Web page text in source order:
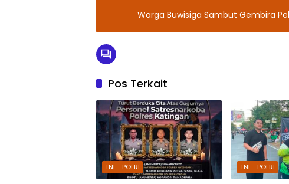
Warga Buwisiga Sambut Gembira
Pos Terkait
TNI - POLRI TNI - POLRI